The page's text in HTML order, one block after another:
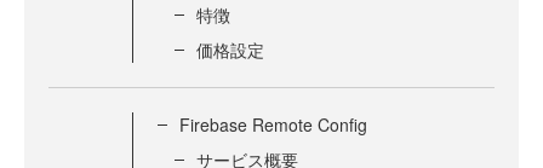
特徴
価格設定
Firebase Remote Config
サービス概要